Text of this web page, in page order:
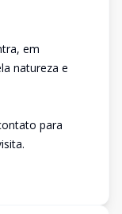
em
natureza e
para